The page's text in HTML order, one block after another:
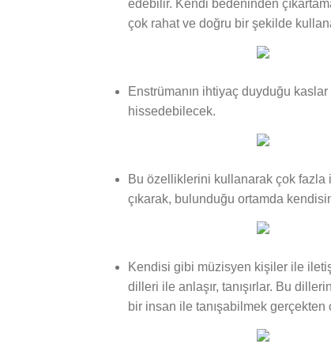
edebilir. Kendi bedeninden
çok rahat ve doğru bir şekilde
Enstrümanın ihtiyaç duyduğu
hissedebilecek.
Bu özelliklerini kullanarak çok fazla
çıkarak, bulunduğu ortamda
Kendisi gibi müzisyen kişiler ile
dilleri ile anlaşır, tanışırlar. Bu
bir insan ile tanışabilmek gerçekten